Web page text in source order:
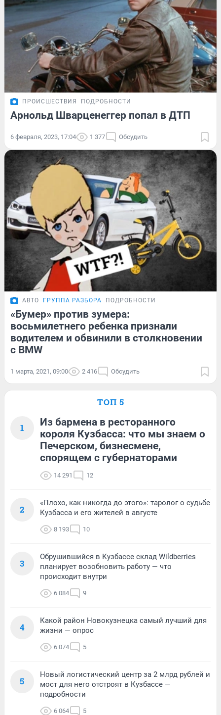
ПРОИСШЕСТВИЯ ПОДРОБНОСТИ
Арнольд Шварценеггер попал в ДТП
6 февраля, 2023, 17:04 1 377 Обсудить
АВТО ГРУППА РАЗБОРА ПОДРОБНОСТИ
«Бумер» против зумера:
восьмилетнего ребенка признали
водителем и обвинили в столкновении
с BMW
1 марта, 2021, 09:00 2 416 Обсудить
ТОП 5
1
Из бармена в ресторанного
короля Кузбасса: что мы знаем о
Печерском, бизнесмене,
спорящем с губернаторами
14 291 12
2
«Плохо, как никогда до этого»: таролог о судьбе
Кузбасса и его жителей в августе
8 193 10
3
Обрушившийся в Кузбассе склад Wildberries
планирует возобновить работу — что
происходит внутри
6 084 9
4
Какой район Новокузнецка самый лучший для
жизни — опрос
6 074 5
5
Новый логистический центр за 2 млрд рублей и
мост для него отстроят в Кузбассе —
подробности
6 064 5